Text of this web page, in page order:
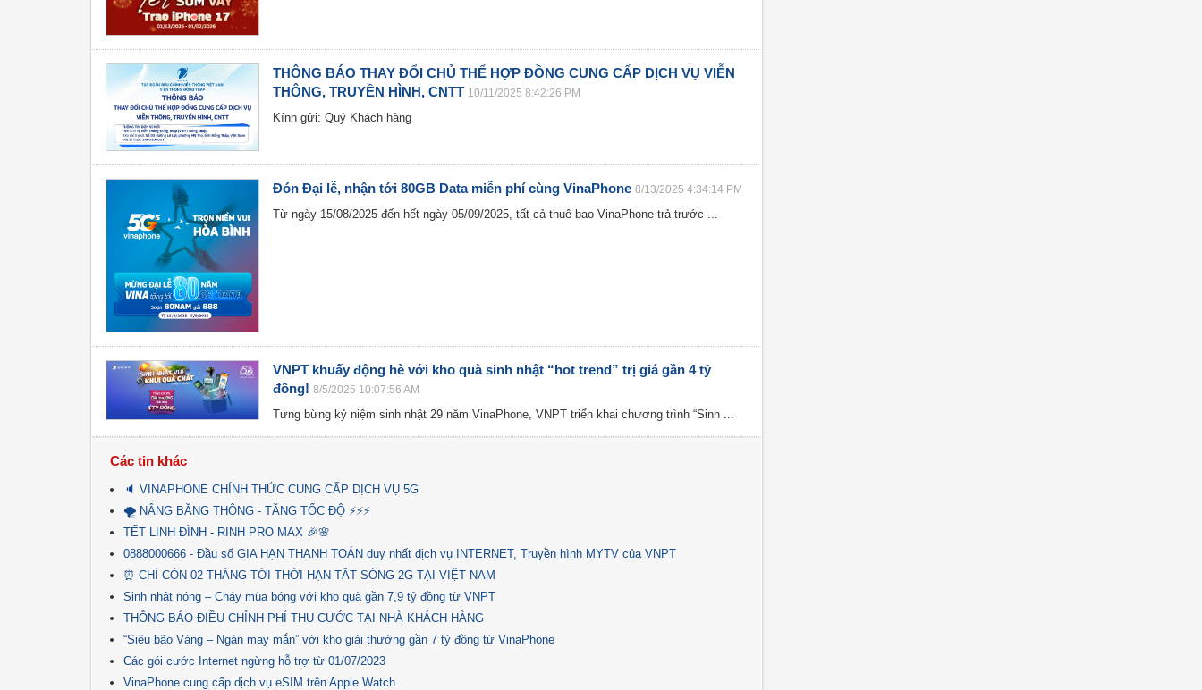
THÔNG BÁO THAY ĐỔI CHỦ THỂ HỢP ĐỒNG CUNG CẤP DỊCH VỤ VIỄN
THÔNG, TRUYỀN HÌNH, CNTT 10/11/2025 8:42:26 PM
Kính gửi: Quý Khách hàng
Đón Đại lễ, nhận tới 80GB Data miễn phí cùng VinaPhone 8/13/2025 4:34:14 PM
Từ ngày 15/08/2025 đến hết ngày 05/09/2025, tất cả thuê bao VinaPhone trả trước ...
VNPT khuấy động hè với kho quà sinh nhật “hot trend” trị giá gần 4 tỷ
đồng! 8/5/2025 10:07:56 AM
Tưng bừng kỷ niệm sinh nhật 29 năm VinaPhone, VNPT triển khai chương trình “Sinh ...
Các tin khác
🔈 VINAPHONE CHÍNH THỨC CUNG CẤP DỊCH VỤ 5G
🌪 NÂNG BĂNG THÔNG - TĂNG TỐC ĐỘ ⚡⚡⚡
TẾT LINH ĐÌNH - RINH PRO MAX ️🎉🌸
0888000666 - Đầu số GIA HẠN THANH TOÁN duy nhất dịch vụ INTERNET, Truyền hình MYTV của VNPT
⏰ CHỈ CÒN 02 THÁNG TỚI THỜI HẠN TẮT SÓNG 2G TẠI VIỆT NAM
Sinh nhật nóng – Cháy mùa bóng với kho quà gần 7,9 tỷ đồng từ VNPT
THÔNG BÁO ĐIỀU CHỈNH PHÍ THU CƯỚC TẠI NHÀ KHÁCH HÀNG
“Siêu bão Vàng – Ngàn may mắn” với kho giải thưởng gần 7 tỷ đồng từ VinaPhone
Các gói cước Internet ngừng hỗ trợ từ 01/07/2023
VinaPhone cung cấp dịch vụ eSIM trên Apple Watch